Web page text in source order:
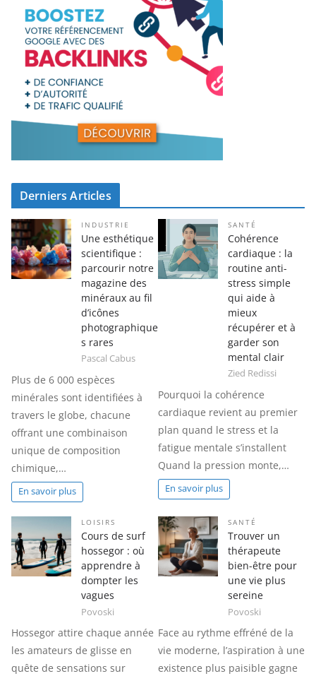
Derniers Articles
INDUSTRIE
Une esthétique
scientifique :
parcourir notre
magazine des
minéraux au fil
d’icônes
photographique
s rares
Pascal Cabus
Plus de 6 000 espèces
minérales sont identifiées à
travers le globe, chacune
offrant une combinaison
unique de composition
chimique,…
En savoir plus
SANTÉ
Cohérence
cardiaque : la
routine anti-
stress simple
qui aide à
mieux
récupérer et à
garder son
mental clair
Zied Redissi
Pourquoi la cohérence
cardiaque revient au premier
plan quand le stress et la
fatigue mentale s’installent
Quand la pression monte,…
En savoir plus
LOISIRS
Cours de surf
hossegor : où
apprendre à
dompter les
vagues
Povoski
Hossegor attire chaque année
les amateurs de glisse en
quête de sensations sur
SANTÉ
Trouver un
thérapeute
bien-être pour
une vie plus
sereine
Povoski
Face au rythme effréné de la
vie moderne, l’aspiration à une
existence plus paisible gagne